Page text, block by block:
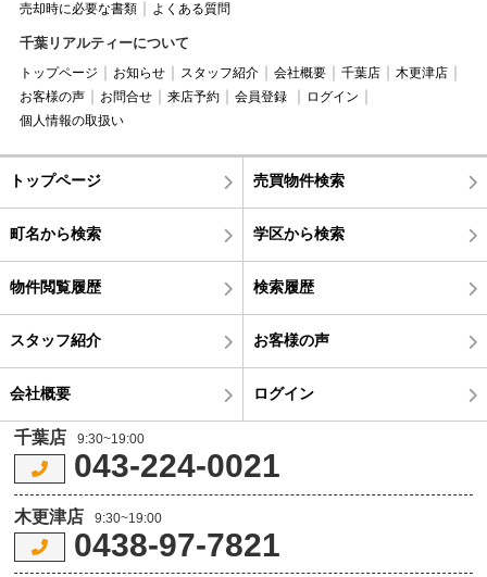
売却時に必要な書類
よくある質問
千葉リアルティーについて
トップページ お知らせ スタッフ紹介 会社概要 千葉店
木更津店
お客様の声
お問合せ 来店予約 会員登録
ログイン
個人情報の取扱い
トップページ 売買物件検索
町名から検索 学区から検索
物件閲覧履歴 検索履歴
スタッフ紹介 お客様の声
会社概要 ログイン
千葉店 9:30~19:00
043-224-0021
木更津店 9:30~19:00
0438-97-7821